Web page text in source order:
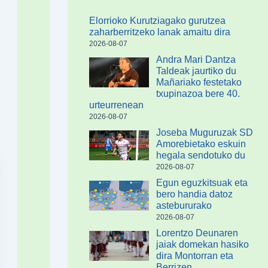
Elorrioko Kurutziagako gurutzea
zaharberritzeko lanak amaitu dira
2026-08-07
Andra Mari Dantza
Taldeak jaurtiko du
Mañariako festetako
txupinazoa bere 40.
urteurrenean
2026-08-07
Joseba Muguruzak SD
Amorebietako eskuin
hegala sendotuko du
2026-08-07
Egun eguzkitsuak eta
bero handia datoz
astebururako
2026-08-07
Lorentzo Deunaren
jaiak domekan hasiko
dira Montorran eta